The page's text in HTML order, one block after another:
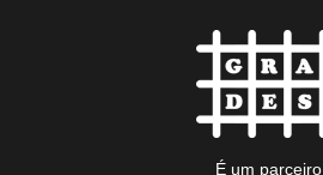
É um parceiro